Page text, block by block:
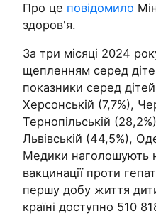
Про це повідомило
здоров'я.
За три місяці 2024
щепленням серед
показники серед
Херсонській (7,7%),
Тернопільській
Львівській (44,5%),
Медики наголошують
вакцинації проти
першу добу життя
країні доступно 510